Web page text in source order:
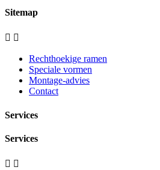
Sitemap
 
Rechthoekige ramen
Speciale vormen
Montage-advies
Contact
Services
Services
 